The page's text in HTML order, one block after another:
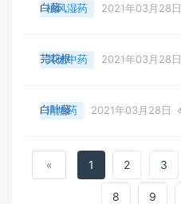
白藤
祛风湿药 2021年03月28日
芫花根
其他中药 2021年03月28日
白叶藤
清热药 2021年03月28日
« 1 2 3
8 9